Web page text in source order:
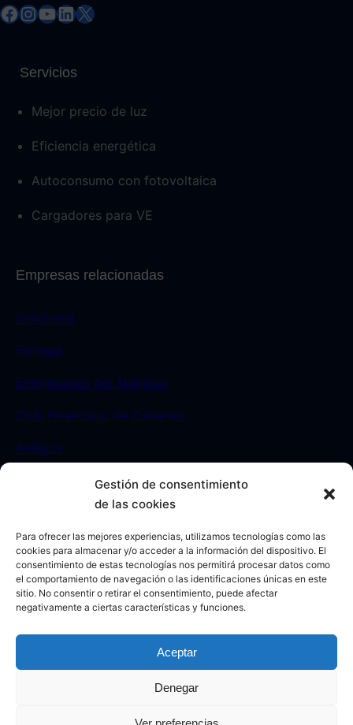
Gestión de consentimiento
de las cookies
Para ofrecer las mejores experiencias, utilizamos tecnologías como las
cookies para almacenar y/o acceder a la información del dispositivo. El
consentimiento de estas tecnologías nos permitirá procesar datos como
el comportamiento de navegación o las identificaciones únicas en este
sitio. No consentir o retirar el consentimiento, puede afectar
negativamente a ciertas características y funciones.
Aceptar
Denegar
Facebook InstagramYouTube LinkedIn X
Servicios
Mejor precio de luz
Eficiencia energética
Autoconsumo con fotovoltaica
Cargadores para VE
Empresas relacionadas
Fotolinera
Femepa
Empresarios del Atlántico
Club Financiero de Canarias
Aeleyca
Sede:C/ León y Castillo 23. Las Palmas de Gran
Canaria. -España-
Móvil:693812208
Política de Privacidad|Política de Cookies